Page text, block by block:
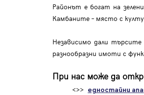
Районът е богат на
Камбаните – място с
Независимо дали
разнообразни имоти с
При нас може да
<>> едностайни